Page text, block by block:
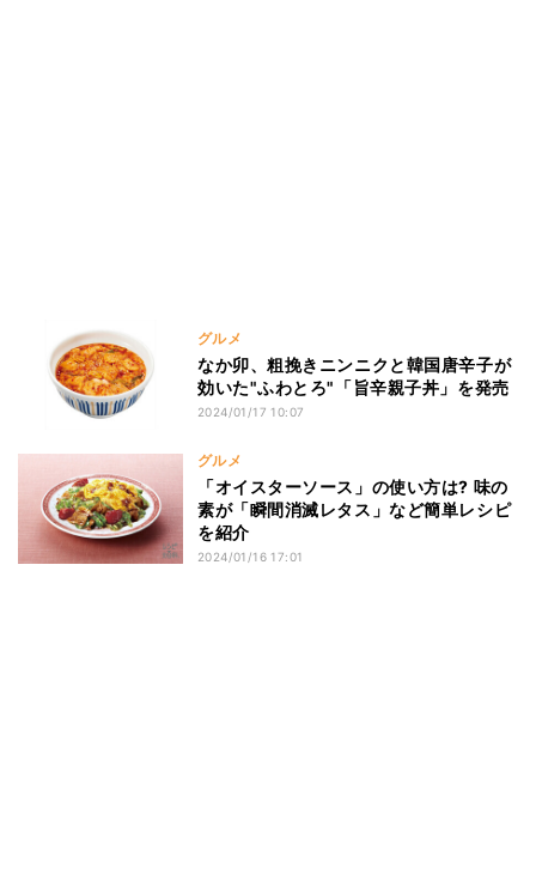
グルメ
なか卯、粗挽きニンニクと韓国唐辛子が
効いた"ふわとろ"「旨辛親子丼」を発売
2024/01/17 10:07
グルメ
「オイスターソース」の使い方は? 味の
素が「瞬間消滅レタス」など簡単レシピ
を紹介
2024/01/16 17:01